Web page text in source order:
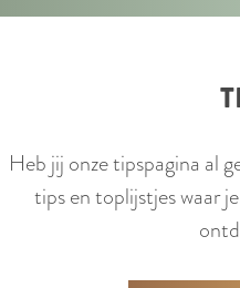
a
k
Heb jij onze tipspagina al
tips en toplijstjes waar